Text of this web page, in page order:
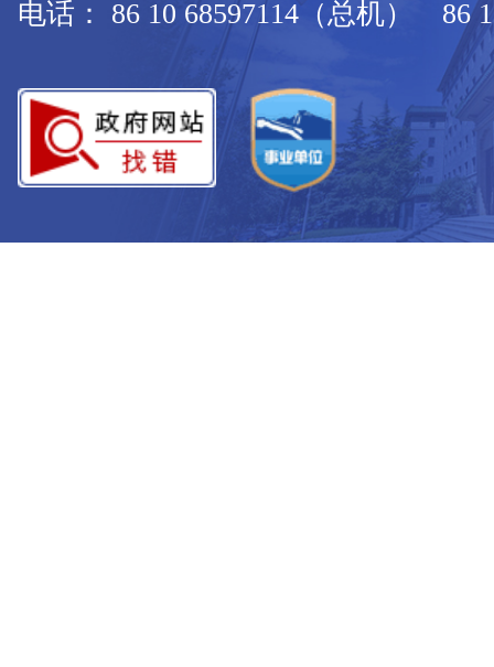
电话： 86 10 68597114（总机） 86